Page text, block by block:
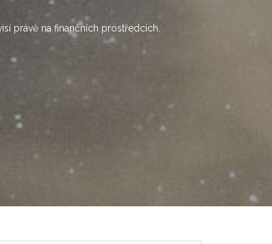
právě na finančních prostředcích.